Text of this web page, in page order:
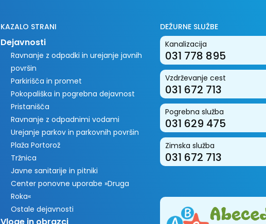
KAZALO STRANI
Dejavnosti
Ravnanje z odpadki in urejanje javnih
površin
Parkirišča in promet
Pokopališka in pogrebna dejavnost
Pristanišča
Ravnanje z odpadnimi vodami
Urejanje parkov in parkovnih površin
Plaža Portorož
Tržnica
Javne sanitarije in pitniki
Center ponovne uporabe »Druga
Roka«
Ostale dejavnosti
DEŽURNE SLUŽBE
Kanalizacija
031 778 895
Vzdrževanje cest
031 672 713
Pogrebna služba
031 629 475
Zimska služba
031 672 713